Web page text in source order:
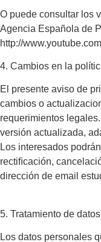
O puede consultar los
Agencia Española de
http://
4. Cambios en la
El presente aviso de
cambios o
requerimientos
versión actualizada,
Los interesados
rectiﬁcación,
dirección de email
5. Tratamiento de
Los datos personales